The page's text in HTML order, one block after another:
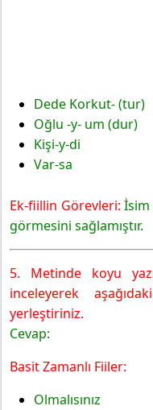
Dede Korkut- (tur)
Oğlu -y- um (dur)
Kişi-y-di
Var-sa
Ek-fiillin Görevleri: İsim
görmesini sağlamıştır.
5. Metinde koyu
inceleyerek
yerleştiriniz.
Cevap:
Basit Zamanlı Fiiler:
Olmalısınız